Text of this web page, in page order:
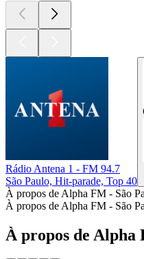
Rádio Antena 1 - FM 94.7
São Paulo, Hit-parade, Top 40
À propos de Alpha FM - São
À propos de Alpha FM - São
À propos de Alpha